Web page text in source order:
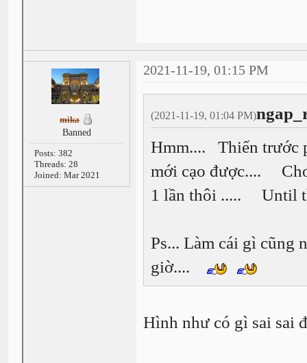
mika
Banned
Posts: 382
Threads: 28
Joined: Mar 2021
2021-11-19, 01:15 PM
(2021-11-19, 01:04 PM)
Hmm.... Thiến trước
mới cạo được.... Cho
1 lần thôi ..... Until
Ps... Làm cái gì cũng
giờ....
Hình như có gì sai sai